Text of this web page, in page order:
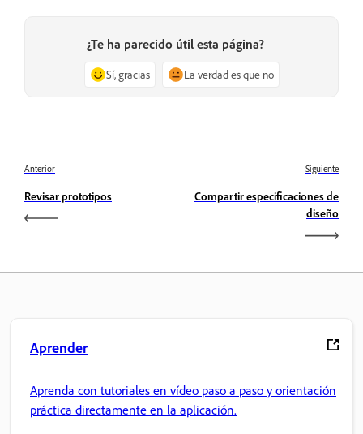
¿Te ha parecido útil esta página?
Sí, gracias La verdad es que no
Anterior
Revisar prototipos
Siguiente
Compartir especificaciones de
diseño
Aprender
Aprenda con tutoriales en vídeo paso a paso y orientación
práctica directamente en la aplicación.